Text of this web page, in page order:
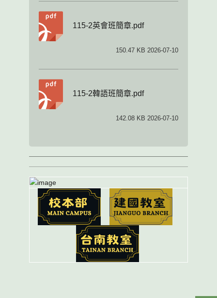
115-2英會班簡章.pdf
150.47 KB 2026-07-10
115-2韓語班簡章.pdf
142.08 KB 2026-07-10